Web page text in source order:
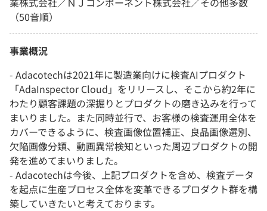
（50音順）
事業概況
- Adacotechは2021年に製造業向けに検査AIプロダクト
「AdaInspector Cloud」をリリースし、そこから約2年に
わたり顧客課題の深掘りとプロダクトの磨き込みを行って
まいりました。また同時並行で、お客様の検査運用全体を
カバーできるように、検査画像位置補正、良品画像選別、
欠陥画像分類、動画異常検知といった周辺プロダクトの開
発を進めてまいりました。
- Adacotechは今後、上記プロダクトを含め、検査データ
を起点に生産プロセス全体を変革できるプロダクト群を構
築していきたいと考えております。